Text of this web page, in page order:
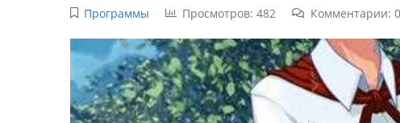
Программы Просмотров: 482 Комментарии: 0